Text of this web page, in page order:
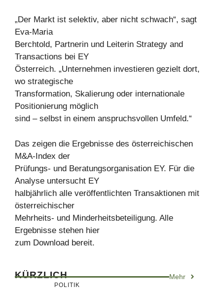
„Der Markt ist selektiv, aber nicht schwach“, sagt
Eva-Maria
Berchtold, Partnerin und Leiterin Strategy and
Transactions bei EY
Österreich. „Unternehmen investieren gezielt dort,
wo strategische
Transformation, Skalierung oder internationale
Positionierung möglich
sind – selbst in einem anspruchsvollen Umfeld.“
Das zeigen die Ergebnisse des österreichischen
M&A-Index der
Prüfungs- und Beratungsorganisation EY. Für die
Analyse untersucht EY
halbjährlich alle veröffentlichten Transaktionen mit
österreichischer
Mehrheits- und Minderheitsbeteiligung. Alle
Ergebnisse stehen hier
zum Download bereit.
KÜRZLICH Mehr
POLITIK